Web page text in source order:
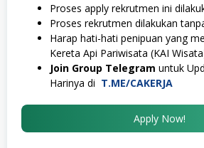
Proses apply rekrutmen ini
Proses rekrutmen dilakukan
Harap hati-hati penipuan yang
Kereta Api Pariwisata (KAI
Join Group Telegram untuk
Harinya di T.ME/CAKERJA
Apply Now!